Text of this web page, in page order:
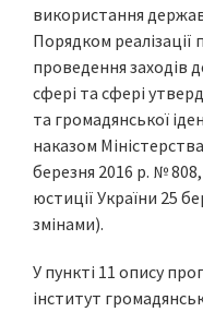
використання
Порядком реалізації
проведення заходів
сфері та сфері
та громадянської
наказом
березня 2016 р. №
юстиції України 25
змінами).
У пункті 11 опису
інститут